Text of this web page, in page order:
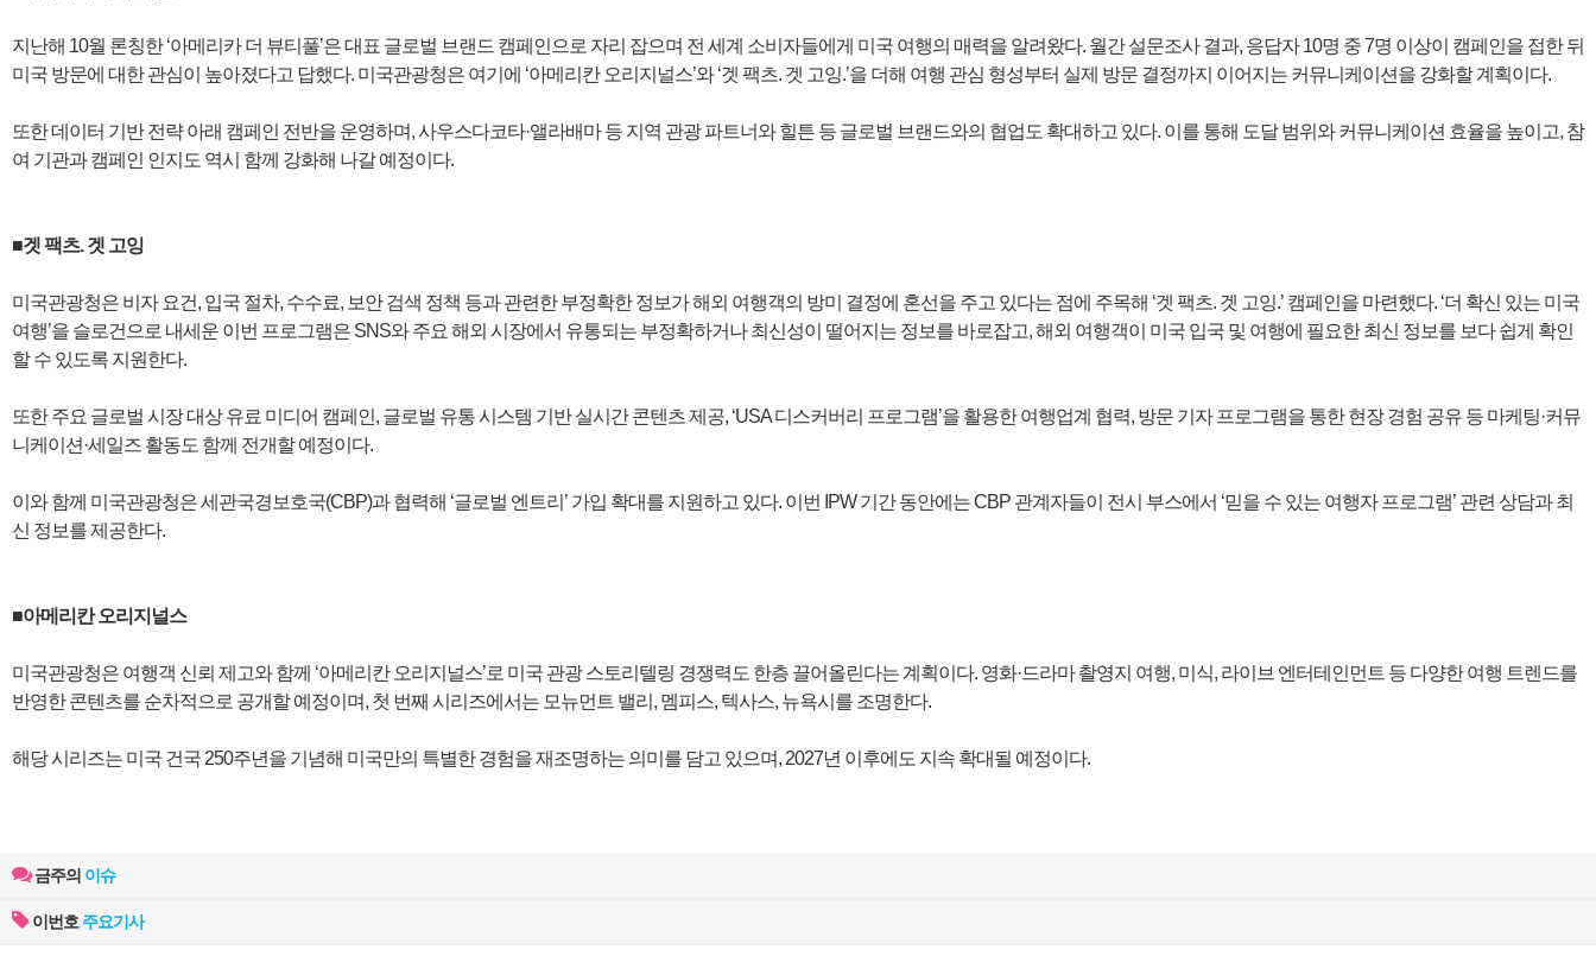
지난해 10월 론칭한 ‘아메리카 더 뷰티풀’은 대표 글로벌 브랜드 캠페인으로 자리 잡으며 전 세계 소비자들에게 미국 여행의 매력을 알려왔다. 월간 설문조사 결과, 응답자 10명 중 7명 이상이 캠페인을 접한 뒤
미국 방문에 대한 관심이 높아졌다고 답했다. 미국관광청은 여기에 ‘아메리칸 오리지널스’와 ‘겟 팩츠. 겟 고잉.’을 더해 여행 관심 형성부터 실제 방문 결정까지 이어지는 커뮤니케이션을 강화할 계획이다.
또한 데이터 기반 전략 아래 캠페인 전반을 운영하며, 사우스다코타·앨라배마 등 지역 관광 파트너와 힐튼 등 글로벌 브랜드와의 협업도 확대하고 있다. 이를 통해 도달 범위와 커뮤니케이션 효율을 높이고, 참
여 기관과 캠페인 인지도 역시 함께 강화해 나갈 예정이다.
■겟 팩츠. 겟 고잉
미국관광청은 비자 요건, 입국 절차, 수수료, 보안 검색 정책 등과 관련한 부정확한 정보가 해외 여행객의 방미 결정에 혼선을 주고 있다는 점에 주목해 ‘겟 팩츠. 겟 고잉.’ 캠페인을 마련했다. ‘더 확신 있는 미국
여행’을 슬로건으로 내세운 이번 프로그램은 SNS와 주요 해외 시장에서 유통되는 부정확하거나 최신성이 떨어지는 정보를 바로잡고, 해외 여행객이 미국 입국 및 여행에 필요한 최신 정보를 보다 쉽게 확인
할 수 있도록 지원한다.
또한 주요 글로벌 시장 대상 유료 미디어 캠페인, 글로벌 유통 시스템 기반 실시간 콘텐츠 제공, ‘USA 디스커버리 프로그램’을 활용한 여행업계 협력, 방문 기자 프로그램을 통한 현장 경험 공유 등 마케팅·커뮤
니케이션·세일즈 활동도 함께 전개할 예정이다.
이와 함께 미국관광청은 세관국경보호국(CBP)과 협력해 ‘글로벌 엔트리’ 가입 확대를 지원하고 있다. 이번 IPW 기간 동안에는 CBP 관계자들이 전시 부스에서 ‘믿을 수 있는 여행자 프로그램’ 관련 상담과 최
신 정보를 제공한다.
■아메리칸 오리지널스
미국관광청은 여행객 신뢰 제고와 함께 ‘아메리칸 오리지널스’로 미국 관광 스토리텔링 경쟁력도 한층 끌어올린다는 계획이다. 영화·드라마 촬영지 여행, 미식, 라이브 엔터테인먼트 등 다양한 여행 트렌드를
반영한 콘텐츠를 순차적으로 공개할 예정이며, 첫 번째 시리즈에서는 모뉴먼트 밸리, 멤피스, 텍사스, 뉴욕시를 조명한다.
해당 시리즈는 미국 건국 250주년을 기념해 미국만의 특별한 경험을 재조명하는 의미를 담고 있으며, 2027년 이후에도 지속 확대될 예정이다.
금주의 이슈
이번호 주요기사